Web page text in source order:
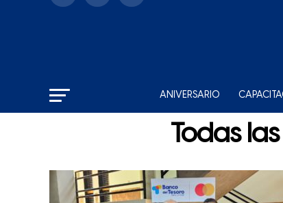
ANIVERSARIO
Todas